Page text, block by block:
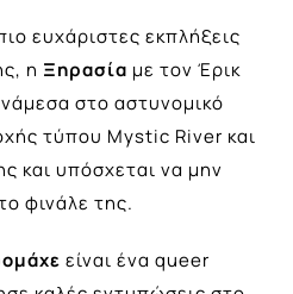
ευχάριστες εκπλήξεις
η Ξηρασία με τον Έρικ
στο αστυνομικό
τύπου Mystic River και
και υπόσχεται να μην
φινάλε της.
είναι ένα queer